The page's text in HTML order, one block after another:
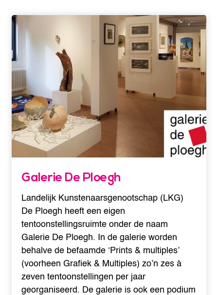
Galerie De Ploegh
Landelijk Kunstenaarsgenootschap (LKG)
De Ploegh heeft een eigen
tentoonstellingsruimte onder de naam
Galerie De Ploegh. In de galerie worden
behalve de befaamde ‘Prints & multiples’
(voorheen Grafiek & Multiples) zo’n zes à
zeven tentoonstellingen per jaar
georganiseerd. De galerie is ook een podium